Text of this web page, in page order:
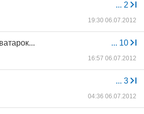
... 2
19:30 06.07.2012
... 10
16:57 06.07.2012
... 3
04:36 06.07.2012